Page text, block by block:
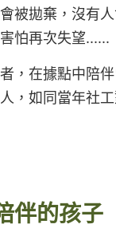
被拋棄，沒有
怕再次失望......
，在據點中陪
，如同當年社
伴的孩子